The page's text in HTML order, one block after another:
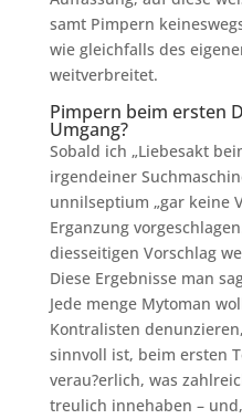
samt Pimpern
wie gleichfalls des
weitverbreitet.
Pimpern beim ersten
Umgang?
Sobald ich „Liebesakt
irgendeiner
unnilseptium „gar keine
Erganzung
diesseitigen Vorschlag
Diese Ergebnisse man
Jede menge Mytoman
Kontralisten
sinnvoll ist, beim ersten
verau?erlich, was
treulich innehaben –